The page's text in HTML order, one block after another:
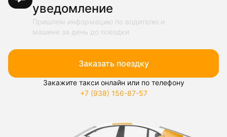
уведомление
Пришлем информацию по водителю и
машине за день до поездки
Заказать поездку
Закажите такси онлайн или по телефону
+7 (938) 156-87-57